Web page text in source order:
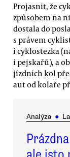
Projasnit, že
způsobem na
dostala do
s právem
i cyklostezka
i pejskařů), a
jízdních kol
aut od kolaře
Analýza ●